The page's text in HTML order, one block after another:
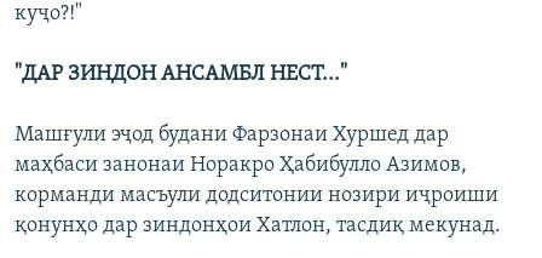
куҷо?!"
"ДАР ЗИНДОН АНСАМБЛ НЕСТ..."
Машғули эҷод будани Фарзонаи Хуршед дар
маҳбаси занонаи Норакро Ҳабибулло Азимов,
корманди масъули додситонии нозири иҷроиши
қонунҳо дар зиндонҳои Хатлон, тасдиқ мекунад.